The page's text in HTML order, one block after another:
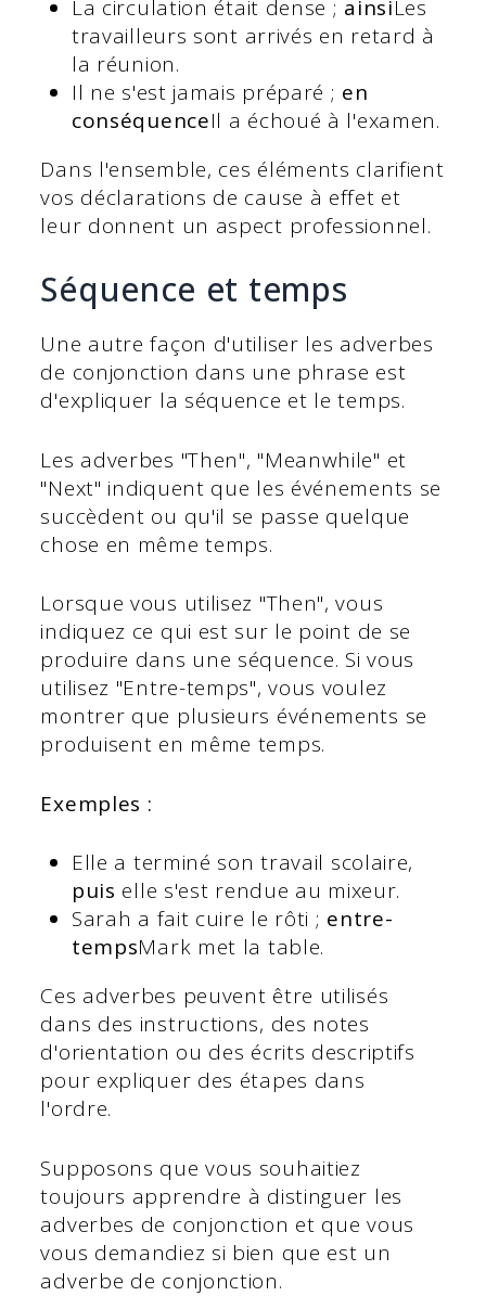
La circulation était dense ; ainsiLes
travailleurs sont arrivés en retard à
la réunion.
Il ne s'est jamais préparé ; en
conséquenceIl a échoué à l'examen.
Dans l'ensemble, ces éléments clarifient
vos déclarations de cause à effet et
leur donnent un aspect professionnel.
Séquence et temps
Une autre façon d'utiliser les adverbes
de conjonction dans une phrase est
d'expliquer la séquence et le temps.
Les adverbes "Then", "Meanwhile" et
"Next" indiquent que les événements se
succèdent ou qu'il se passe quelque
chose en même temps.
Lorsque vous utilisez "Then", vous
indiquez ce qui est sur le point de se
produire dans une séquence. Si vous
utilisez "Entre-temps", vous voulez
montrer que plusieurs événements se
produisent en même temps.
Exemples :
Elle a terminé son travail scolaire,
puis elle s'est rendue au mixeur.
Sarah a fait cuire le rôti ; entre-
tempsMark met la table.
Ces adverbes peuvent être utilisés
dans des instructions, des notes
d'orientation ou des écrits descriptifs
pour expliquer des étapes dans
l'ordre.
Supposons que vous souhaitiez
toujours apprendre à distinguer les
adverbes de conjonction et que vous
vous demandiez si bien que est un
adverbe de conjonction.